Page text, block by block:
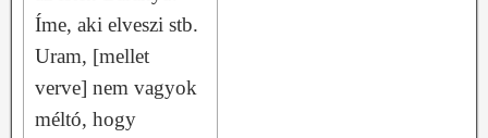
Íme, aki elveszi stb.
Uram, [mellet
verve] nem vagyok
méltó, hogy